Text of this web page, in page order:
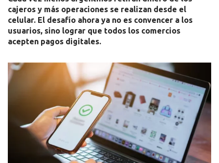
cajeros y más operaciones se realizan desde el
celular. El desafío ahora ya no es convencer a los
usuarios, sino lograr que todos los comercios
acepten pagos digitales.